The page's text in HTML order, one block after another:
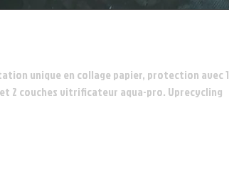
unique en collage papier, protection avec 1
2 couches vitrificateur aqua-pro. Uprecycling